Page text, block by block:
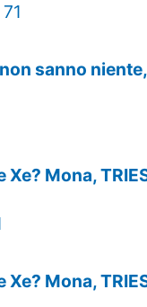
sanno niente,
Mona,
Mona,